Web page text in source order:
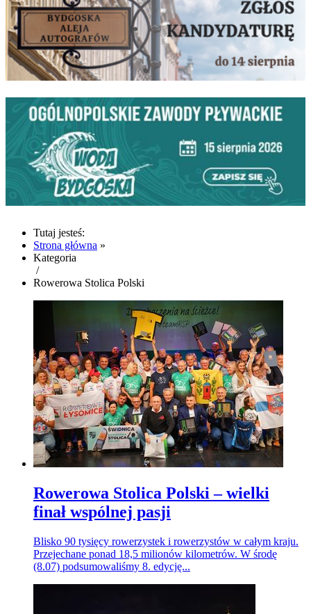
Tutaj jesteś:
Strona główna »
Kategoria
/
Rowerowa Stolica Polski
Rowerowa Stolica Polski – wielki
finał wspólnej pasji
Blisko 90 tysięcy rowerzystek i rowerzystów w całym kraju.
Przejechane ponad 18,5 milionów kilometrów. W środę
(8.07) podsumowaliśmy 8. edycję...